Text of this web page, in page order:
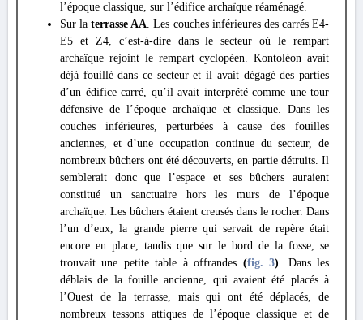
l’époque classique, sur l’édifice archaïque réaménagé.
Sur laterrasse AA. Les couches inférieures des carrés E4-
E5 et Z4, c’est-à-dire dans le secteur où le rempart
archaïque rejoint le rempart cyclopéen. Kontoléon avait
déjà fouillé dans ce secteur et il avait dégagé des parties
d’un édifice carré, qu’il avait interprété comme une tour
défensive de l’époque archaïque et classique. Dans les
couches inférieures, perturbées à cause des fouilles
anciennes, et d’une occupation continue du secteur, de
nombreux bûchers ont été découverts, en partie détruits. Il
semblerait donc que l’espace et ses bûchers auraient
constitué un sanctuaire hors les murs de l’époque
archaïque. Les bûchers étaient creusés dans le rocher. Dans
l’un d’eux, la grande pierre qui servait de repère était
encore en place, tandis que sur le bord de la fosse, se
trouvait une petite table à offrandes (fig. 3). Dans les
déblais de la fouille ancienne, qui avaient été placés à
l’Ouest de la terrasse, mais qui ont été déplacés, de
nombreux tessons attiques de l’époque classique et de